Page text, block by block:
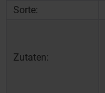
Sorte:
Zutaten: